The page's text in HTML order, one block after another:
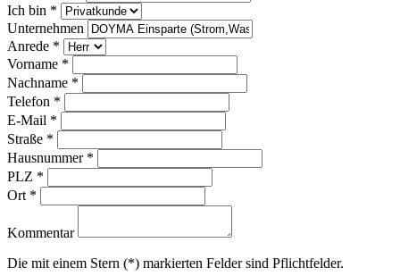
Ich bin *
Unternehmen
Anrede *
Vorname *
Nachname *
Telefon *
E-Mail *
Straße *
Hausnummer *
PLZ *
Ort *
Kommentar
Die mit einem Stern (*) markierten Felder sind Pflichtfelder.